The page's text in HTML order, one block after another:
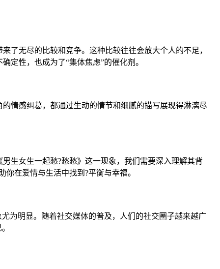
了无尽的比较和竞争。这种比较往往会放大个人的不足，
定性，也成为了“集体焦虑”的催化剂。
情感纠葛，都通过生动的情节和细腻的描写展现得淋漓尽
生女生一起愁?愁愁》这一现象，我们需要深入理解其背
在爱情与生活中找到?平衡与幸福。
为明显。随着社交媒体的普及，人们的社交圈子越来越广